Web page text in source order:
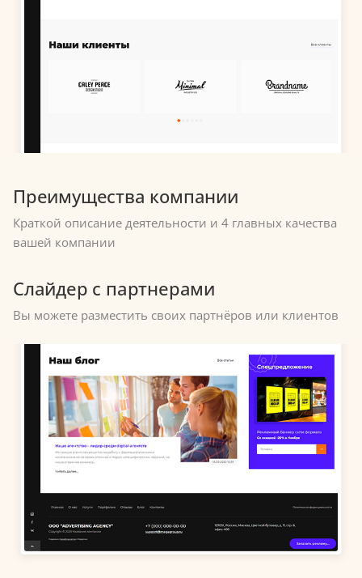
Преимущества компании
Краткой описание деятельности и 4 главных качества
вашей компании
Слайдер с партнерами
Вы можете разместить своих партнёров или клиентов